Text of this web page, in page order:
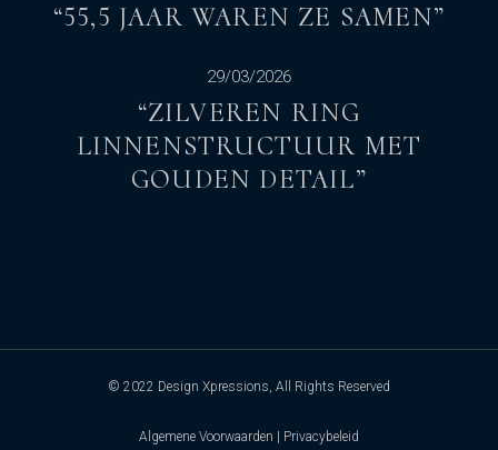
“55,5 JAAR WAREN ZE SAMEN”
29/03/2026
“ZILVEREN RING
LINNENSTRUCTUUR MET
GOUDEN DETAIL”
© 2022 Design Xpressions, All Rights Reserved
Algemene Voorwaarden Privacybeleid